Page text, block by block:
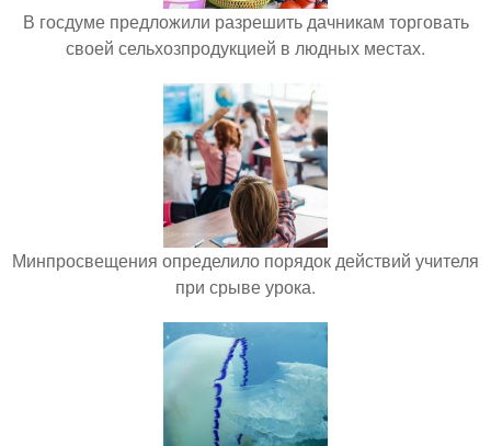
В госдуме предложили разрешить дачникам торговать
своей сельхозпродукцией в людных местах.
Минпросвещения определило порядок действий учителя
при срыве урока.